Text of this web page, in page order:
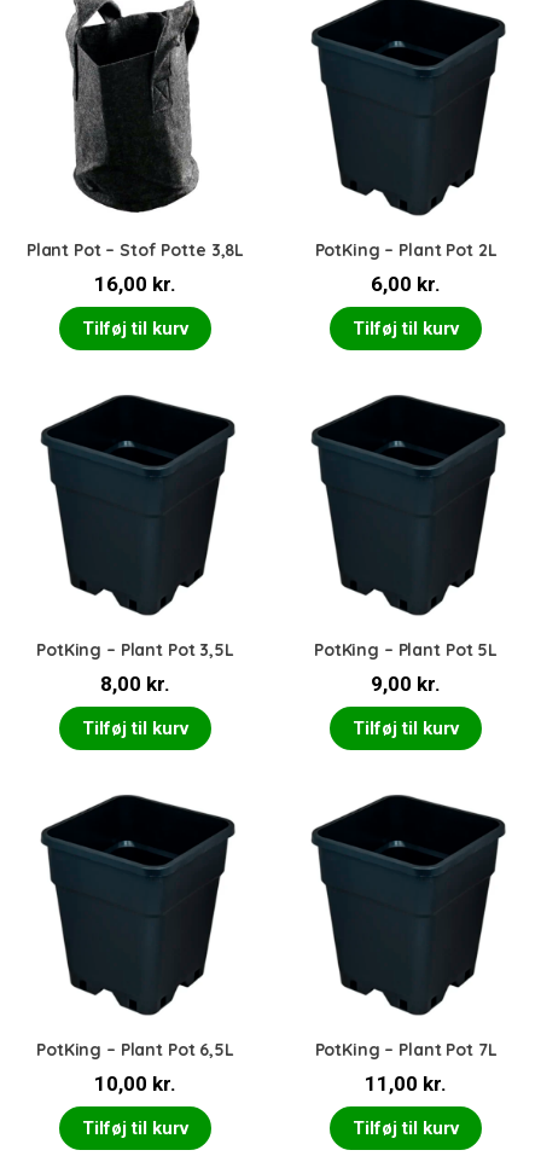
Plant Pot – Stof Potte 3,8L
16,00 kr.
Tilføj til kurv
PotKing – Plant Pot 2L
6,00 kr.
Tilføj til kurv
PotKing – Plant Pot 3,5L
8,00 kr.
Tilføj til kurv
PotKing – Plant Pot 5L
9,00 kr.
Tilføj til kurv
PotKing – Plant Pot 6,5L
10,00 kr.
Tilføj til kurv
PotKing – Plant Pot 7L
11,00 kr.
Tilføj til kurv